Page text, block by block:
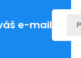
e-mail